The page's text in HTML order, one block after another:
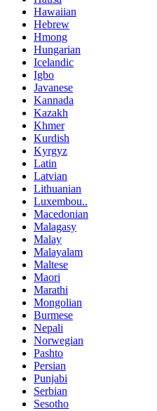
Hawaiian
Hebrew
Hmong
Hungarian
Icelandic
Igbo
Javanese
Kannada
Kazakh
Khmer
Kurdish
Kyrgyz
Latin
Latvian
Lithuanian
Luxembou..
Macedonian
Malagasy
Malay
Malayalam
Maltese
Maori
Marathi
Mongolian
Burmese
Nepali
Norwegian
Pashto
Persian
Punjabi
Serbian
Sesotho